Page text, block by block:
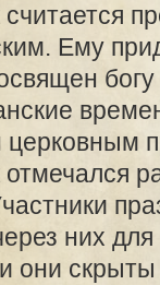
считается
Ему
богу
церковным
отмечался
них
они